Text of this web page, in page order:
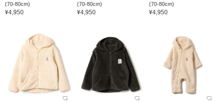
(70-80cm)
¥4,950
(70-80cm)
¥4,950
(70-80cm)
¥4,950